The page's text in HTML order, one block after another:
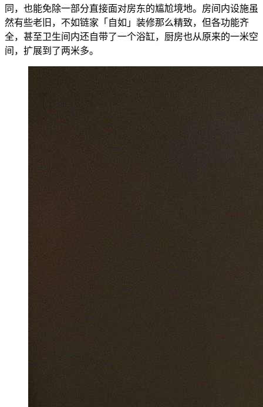
同，也能免除一部分直接面对房东的尴尬境地。房间内设施虽
然有些老旧，不如链家「自如」装修那么精致，但各功能齐
全，甚至卫生间内还自带了一个浴缸，厨房也从原来的一米空
间，扩展到了两米多。